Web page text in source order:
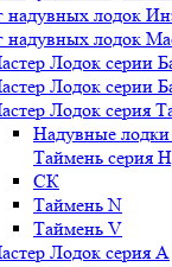
надувных лодок
надувных лодок
Лодок серии
Лодок серии
Лодок серия
Надувные
Таймень серия
СК
Таймень N
Таймень V
Лодок серия А